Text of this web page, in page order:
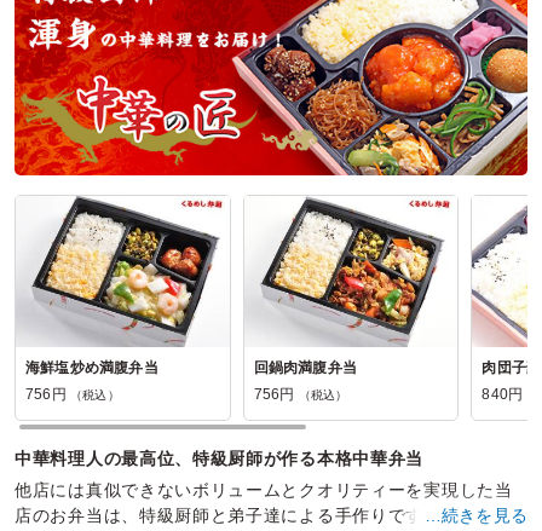
ご利用シーン： 会議・セミナー ›ランチミーティング
参加者の年齢：40代～50代男女比：男性多め
神奈川県川崎市高津区末長2024/06/03
叙々苑の口コミをもっと見る
海鮮塩炒め満腹弁当
756円
（税込）
回鍋肉満腹弁当
756円
（税込）
肉団子
840円
中華料理人の最高位、特級厨師が作る本格中華弁当
他店には真似できないボリュームとクオリティーを実現した当
店のお弁当は、特級厨師と弟子達による手作りです。 試作を重
…続きを見る